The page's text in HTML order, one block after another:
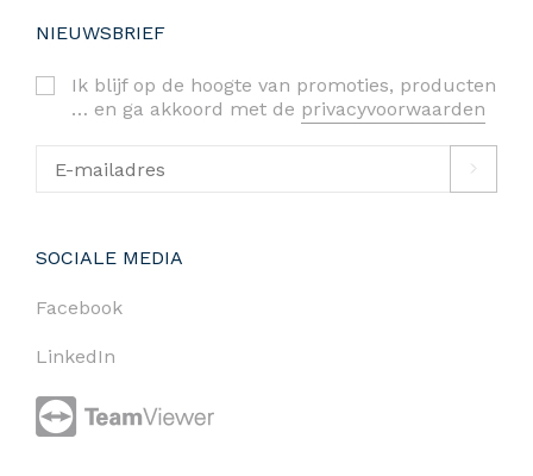
NIEUWSBRIEF
Ik blijf op de hoogte van promoties, producten
… en ga akkoord met de privacyvoorwaarden
SOCIALE MEDIA
Facebook
LinkedIn